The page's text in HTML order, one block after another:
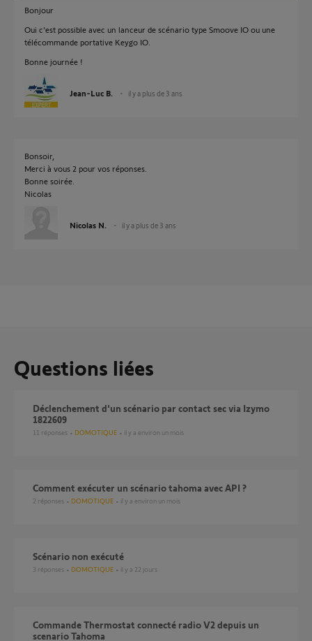
Bonjour
Oui c'est possible avec un lanceur de scénario type Smoove IO ou une
télécommande portative Keygo IO.
Bonne journée !
Jean-Luc B. il y a plus de 3 ans
Bonsoir,
Merci à vous 2 pour vos réponses.
Bonne soirée.
Nicolas
Nicolas N. il y a plus de 3 ans
Questions liées
Déclenchement d'un scénario par contact sec via Izymo
1822609
11 réponses DOMOTIQUE il y a environ un mois
comment exécuter un scénario tahoma avec API ?
2 réponses DOMOTIQUE il y a environ un mois
Scénario non exécuté
3 réponses DOMOTIQUE il y a 22 jours
Commande Thermostat connecté radio V2 depuis un
scenario Tahoma